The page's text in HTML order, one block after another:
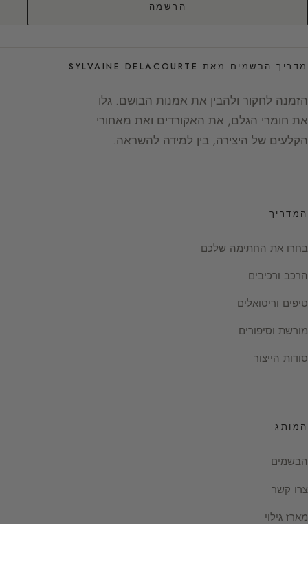
הרשמה
מדריך הבשמים מאת SYLVAINE DELACOURTE
הזמנה לחקור ולהבין את אמנות הבושם. גלו
את חומרי הגלם, את האקורדים ואת מאחורי
הקלעים של היצירה, בין למידה להשראה.
המדריך
בחרו את החתימה שלכם
הרכב ורכיבים
טיפים וריטואלים
מורשת וסיפורים
סודות הייצור
המותג
הבשמים
צרו קשר
מארז גילוי